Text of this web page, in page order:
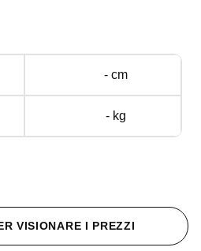
- cm
- kg
VISIONARE I PREZZI